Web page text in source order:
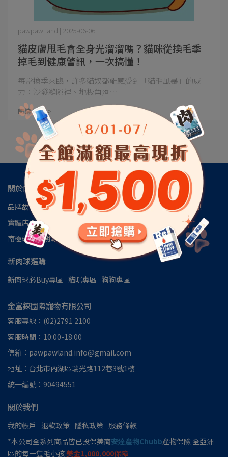
貓皮膚甩毛會全身光溜溜嗎？貓咪從換毛季
掉毛到健康警訊，一次搞懂！
pawpawLand | 2025-06-06
每當換季來臨，許多貓奴都能感受到「貓毛風暴」的威
力：沙發縫隙裡、地板角落⋯
閱讀更多 ->
關於肉球
品牌故事 肉球會員專區 肉球世界官方LINE 肉球世界訂閱制
實體店面 安心檢驗報告 認識磷蝦油
南極磷蝦油朔源│南極洲48區 見證推薦
新肉球選購
新肉球必Buy專區 貓咪專區 狗狗專區
金富錸國際寵物有限公司
客服專線：(02)2791 2100
客服時間：10:00-18:00
信箱：pawpawland.info@gmail.com
地址：台北市內湖區瑞光路112巷3號1樓
統一編號：90494551
關於我們
我的帳戶 退款政策 隱私政策 服務條款
*本公司全系列商品皆已投保美商安達產物Chubb產物保險 全亞洲
區的每一隻毛小孩美金1,000,000保障